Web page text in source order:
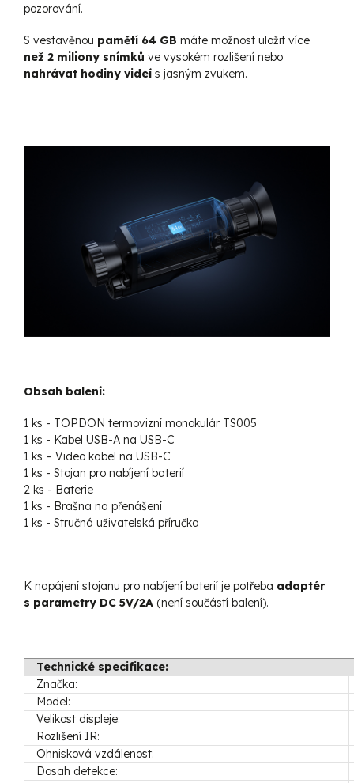
pozorování.
S vestavěnou pamětí 64 GB máte možnost uložit více
než 2 miliony snímků ve vysokém rozlišení nebo
nahrávat hodiny videí s jasným zvukem.
Obsah balení:
1 ks - TOPDON termovizní monokulár TS005
1 ks - Kabel USB-A na USB-C
1 ks – Video kabel na USB-C
1 ks - Stojan pro nabíjení baterií
2 ks - Baterie
1 ks - Brašna na přenášení
1 ks - Stručná uživatelská příručka
K napájení stojanu pro nabíjení baterií je potřeba adaptér
s parametry DC 5V/2A (není součástí balení).
Technické specifikace:
Značka:
Model:
Velikost displeje:
Rozlišení IR:
Ohnisková vzdálenost:
Dosah detekce: